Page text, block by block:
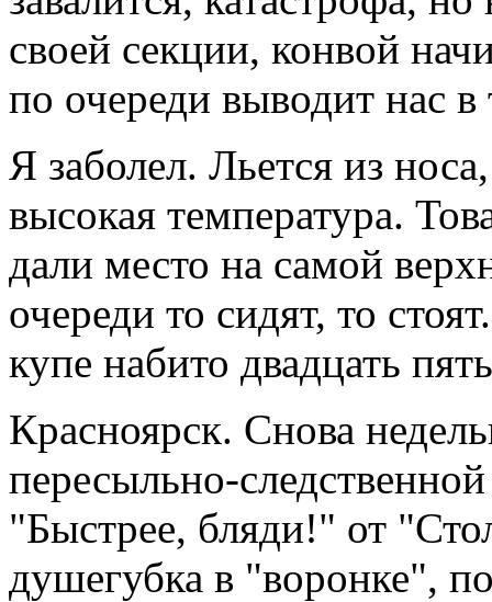
своей секции, конвой
по очереди выводит нас в
Я заболел. Льется из
высокая температура.
дали место на самой
очереди то сидят, то
купе набито двадцать
Красноярск. Снова
пересыльно-
"Быстрее, бляди!" от
душегубка в "воронке",